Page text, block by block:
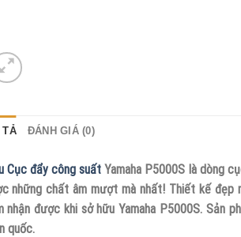
TẢ ĐÁNH GIÁ (0)
Cục đẩy công suất Yamaha P5000S là dòng
những chất âm mượt mà nhất! Thiết kế
nhận được khi sở hữu Yamaha P5000S. Sản
quốc.